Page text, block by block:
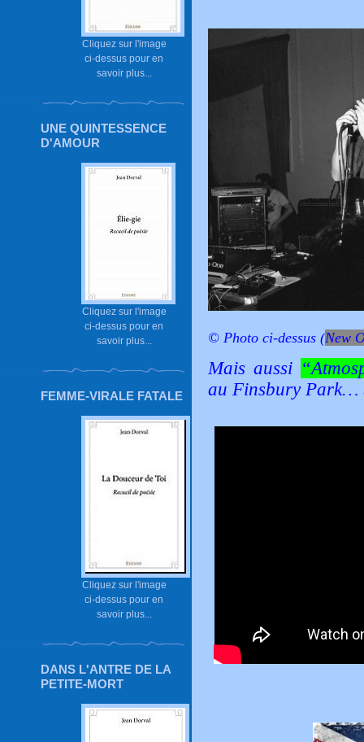
Cliquez sur l'image
ci-dessus pour en
savoir plus...
UNE QUINTESSENCE
D'AMOUR
Cliquez sur l'image
ci-dessus pour en
savoir plus...
FEMME-VIRALE FATALE
Cliquez sur l'image
ci-dessus pour en
savoir plus...
DANS L'ANTRE DE LA
PETITE-MORT
© Photo ci-dessus (New
Mais aussi
au Finsbury Park…